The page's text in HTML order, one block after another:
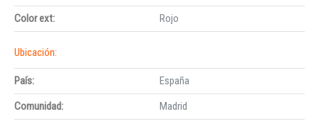
Color ext:
Rojo
Ubicación:
País:
España
Comunidad:
Madrid